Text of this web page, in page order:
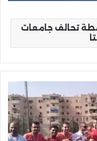
تحالف جامعات